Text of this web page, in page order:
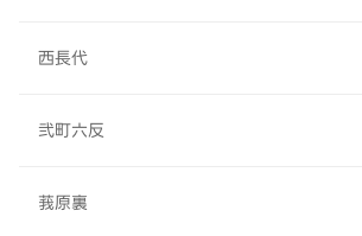
西長代
弐町六反
莪原裏